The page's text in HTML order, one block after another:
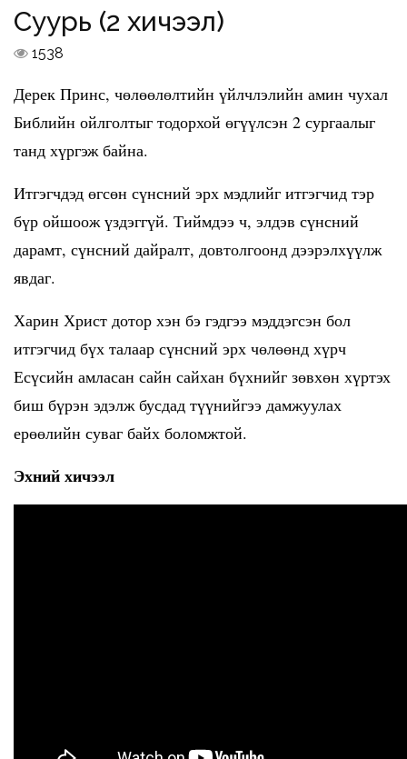
Суурь (2 хичээл)
1538
Дерек Принс, чөлөөлөлтийн үйлчлэлийн амин чухал
Библийн ойлголтыг тодорхой өгүүлсэн 2 сургаалыг
танд хүргэж байна.
Итгэгчдэд өгсөн сүнсний эрх мэдлийг итгэгчид тэр
бүр ойшоож үздэггүй. Тиймдээ ч, элдэв сүнсний
дарамт, сүнсний дайралт, довтолгоонд дээрэлхүүлж
явдаг.
Харин Христ дотор хэн бэ гэдгээ мэддэгсэн бол
итгэгчид бүх талаар сүнсний эрх чөлөөнд хүрч
Есүсийн амласан сайн сайхан бүхнийг зөвхөн хүртэх
биш бүрэн эдэлж бусдад түүнийгээ дамжуулах
ерөөлийн суваг байх боломжтой.
Эхний хичээл